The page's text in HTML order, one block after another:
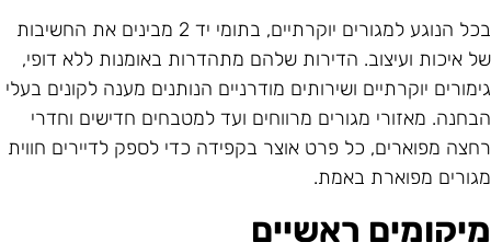
בכל הנוגע למגורים יוקרתיים, בתומי יד 2 מבינים את החשיבות
איכות ועיצוב. הדירות שלהם מתהדרות באומנות ללא דופי,
יוקרתיים ושירותים מודרניים הנותנים מענה לקונים בעלי
מאזורי מגורים מרווחים ועד למטבחים חדישים וחדרי
מפוארים, כל פרט אוצר בקפידה כדי לספק לדיירים חווית
מפוארת באמת.
ראשיים